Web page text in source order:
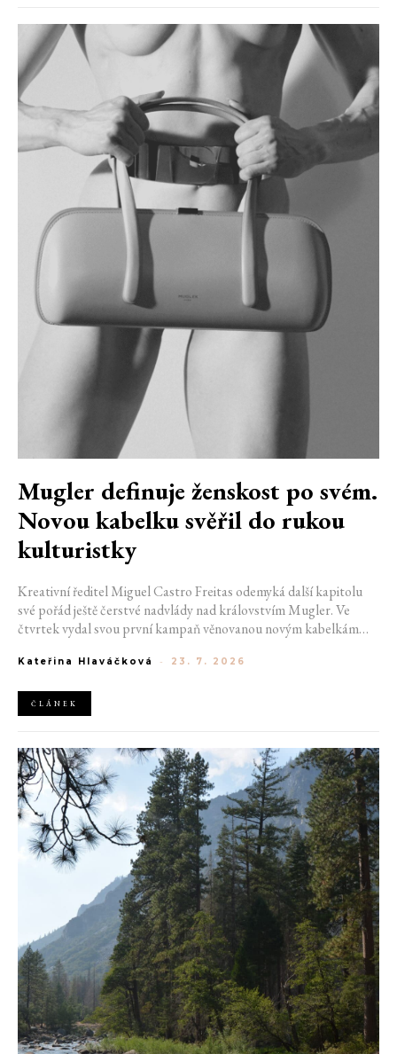
Mugler definuje ženskost po svém.
Novou kabelku svěřil do rukou
kulturistky
Kreativní ředitel Miguel Castro Freitas odemyká další kapitolu
své pořád ještě čerstvé nadvlády nad královstvím Mugler. Ve
čtvrtek vydal svou první kampaň věnovanou novým kabelkám
do módního domu dorazil. Umně mísí výrazy minulosti a dávných
Kateřina Hlaváčková - 23. 7. 2026
ČLÁNEK